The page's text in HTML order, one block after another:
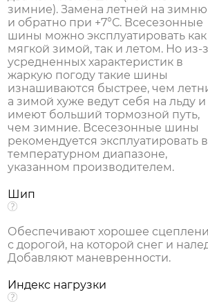
зимние). Замена летней на
и обратно при +7°С. Всесезонные
шины можно эксплуатировать как
мягкой зимой, так и летом. Но из-
усредненных характеристик в
жаркую погоду такие шины
изнашиваются быстрее, чем
а зимой хуже ведут себя на льду и
имеют больший тормозной путь,
чем зимние. Всесезонные шины
рекомендуется эксплуатировать в
температурном диапазоне,
указанном производителем.
Шип
Обеспечивают хорошее
с дорогой, на которой снег и
Добавляют маневренности.
Индекс нагрузки